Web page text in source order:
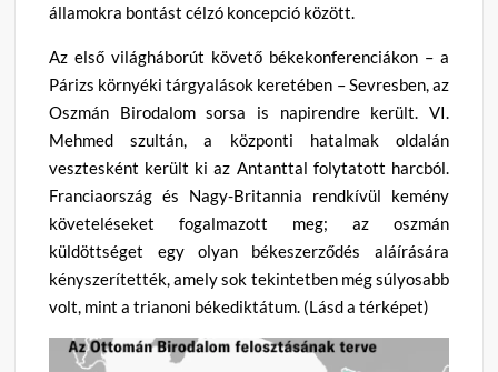
államokra bontást célzó koncepció között.
Az első világháborút követő békekonferenciákon – a
Párizs környéki tárgyalások keretében – Sevresben, az
Oszmán Birodalom sorsa is napirendre került. VI.
Mehmed szultán, a központi hatalmak oldalán
vesztesként került ki az Antanttal folytatott harcból.
Franciaország és Nagy-Britannia rendkívül kemény
követeléseket fogalmazott meg; az oszmán
küldöttséget egy olyan békeszerződés aláírására
kényszerítették, amely sok tekintetben még súlyosabb
volt, mint a trianoni békediktátum. (Lásd a térképet)